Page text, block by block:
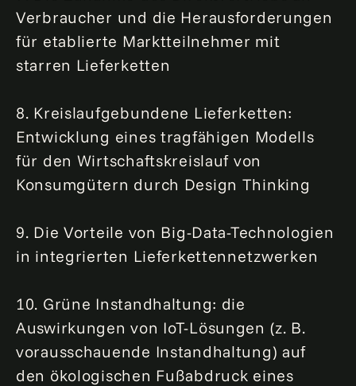
Verbraucher und die Herausforderungen
für etablierte Marktteilnehmer mit
starren Lieferketten
8. Kreislaufgebundene Lieferketten:
Entwicklung eines tragfähigen Modells
für den Wirtschaftskreislauf von
Konsumgütern durch Design Thinking
9. Die Vorteile von Big-Data-Technologien
in integrierten Lieferkettennetzwerken
10. Grüne Instandhaltung: die
Auswirkungen von IoT-Lösungen (z. B.
vorausschauende Instandhaltung) auf
den ökologischen Fußabdruck eines